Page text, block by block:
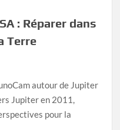
: Réparer dans
Terre
autour de Jupiter
Jupiter en 2011,
pour la